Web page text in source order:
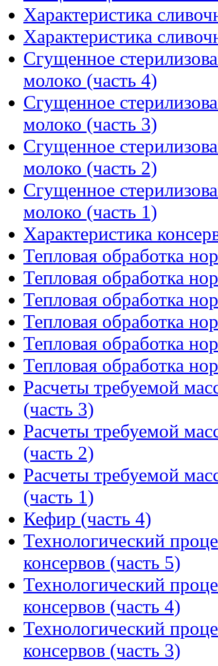
Характеристика
Характеристика
Сгущенное
молоко (часть 4)
Сгущенное
молоко (часть 3)
Сгущенное
молоко (часть 2)
Сгущенное
молоко (часть 1)
Характеристика
Тепловая обработка
Тепловая обработка
Тепловая обработка
Тепловая обработка
Тепловая обработка
Тепловая обработка
Расчеты требуемой
(часть 3)
Расчеты требуемой
(часть 2)
Расчеты требуемой
(часть 1)
Кефир (часть 4)
Технологический
консервов (часть 5)
Технологический
консервов (часть 4)
Технологический
консервов (часть 3)